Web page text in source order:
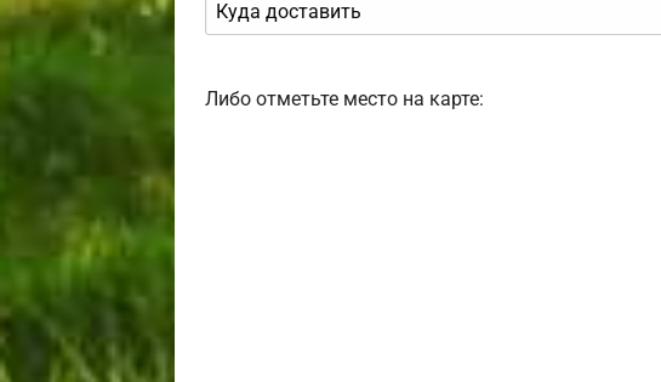
Либо отметьте место на карте: